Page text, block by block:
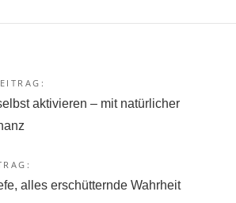
aktivieren – mit natürlicher
alles erschütternde Wahrheit